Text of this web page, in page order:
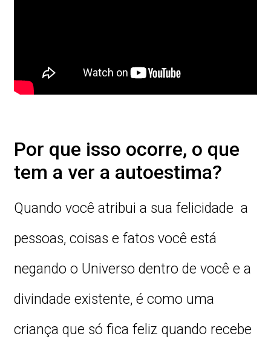
Por que isso ocorre, o que
tem a ver a autoestima?
Quando você atribui a sua felicidade a
pessoas, coisas e fatos você está
negando o Universo dentro de você e a
divindade existente, é como uma
criança que só fica feliz quando recebe